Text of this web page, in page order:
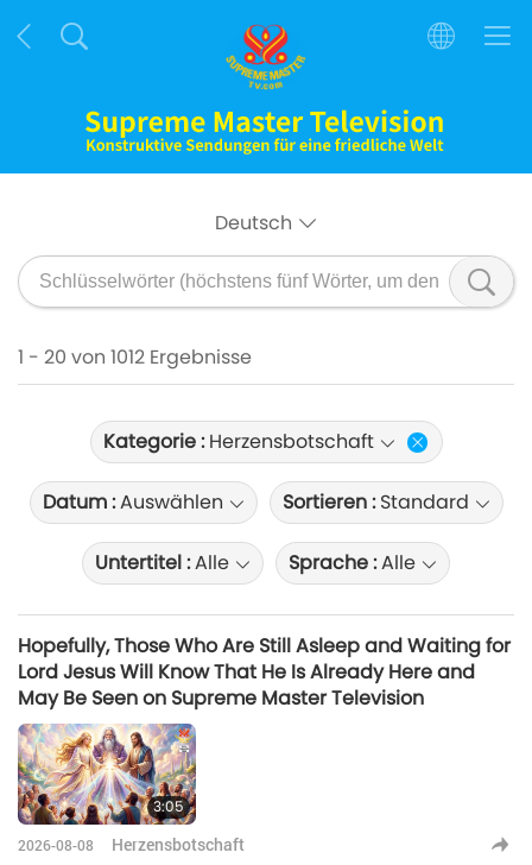
Deutsch
1 - 20 von 1012 Ergebnisse
Kategorie :Herzensbotschaft
Datum :Auswählen Sortieren :Standard
Untertitel :Alle Sprache :Alle
Hopefully, Those Who Are Still Asleep and Waiting for
Lord Jesus Will Know That He Is Already Here and
May Be Seen on Supreme Master Television
3:05
2026-08-08 Herzensbotschaft